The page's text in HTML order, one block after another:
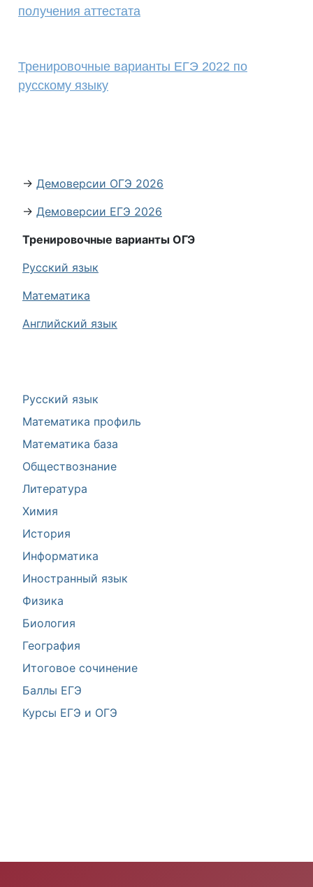
Русский язык
Математика профиль
Математика база
Обществознание
Литература
Химия
История
Информатика
Иностранный язык
Физика
Биология
География
Итоговое сочинение
Баллы ЕГЭ
Курсы ЕГЭ и ОГЭ
получения аттестата
Тренировочные варианты ЕГЭ 2022 по
русскому языку
→ Демоверсии ОГЭ 2026
→ Демоверсии ЕГЭ 2026
Тренировочные варианты ОГЭ
Русский язык
Математика
Английский язык